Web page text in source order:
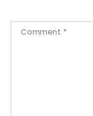
Comment *